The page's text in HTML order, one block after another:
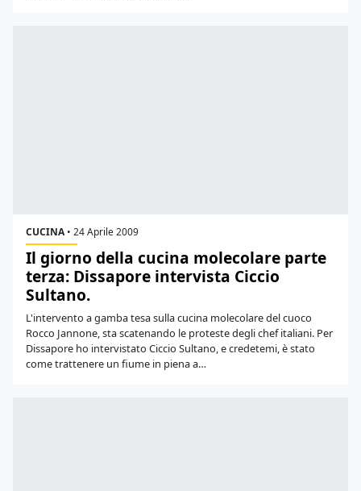
CUCINA• 24 Aprile 2009
Il giorno della cucina molecolare parte
terza: Dissapore intervista Ciccio
Sultano.
L'intervento a gamba tesa sulla cucina molecolare del cuoco
Rocco Jannone, sta scatenando le proteste degli chef italiani. Per
Dissapore ho intervistato Ciccio Sultano, e credetemi, è stato
come trattenere un fiume in piena a…